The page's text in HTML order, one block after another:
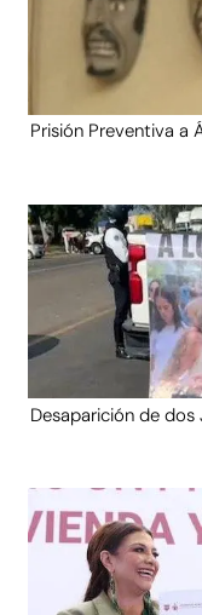
Prisión Preventiva a
Desaparición de dos